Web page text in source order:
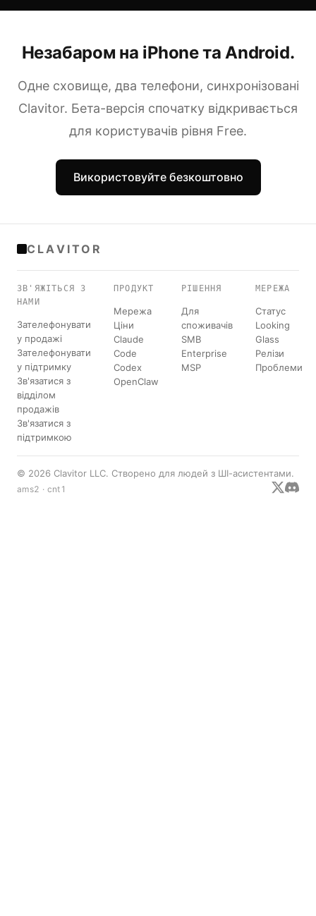
Незабаром на iPhone та Android.
Одне сховище, два телефони, синхронізовані
Clavitor. Бета-версія спочатку відкривається
для користувачів рівня Free.
Використовуйте безкоштовно
CLAVITOR
ЗВ'ЯЖІТЬСЯ З
НАМИ
Зателефонувати
у продажі
Зателефонувати
у підтримку
Зв'язатися з
відділом
продажів
Зв'язатися з
підтримкою
ПРОДУКТ
Мережа
Ціни
Claude
Code
Codex
OpenClaw
РІШЕННЯ
Для
споживачів
SMB
Enterprise
MSP
МЕРЕЖА
Статус
Looking
Glass
Релізи
Проблеми
© 2026 Clavitor LLC. Створено для людей з ШІ-асистентами.
ams2 · cnt1